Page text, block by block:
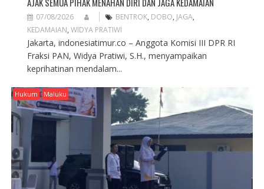
07/08/2026 BENTROK, DOBO, JAGA,
KEDAMAIAN, WIDYA PRATIWI
Jakarta, indonesiatimur.co – Anggota Komisi III DPR RI
Fraksi PAN, Widya Pratiwi, S.H., menyampaikan
keprihatinan mendalam...
Hukum Maluku